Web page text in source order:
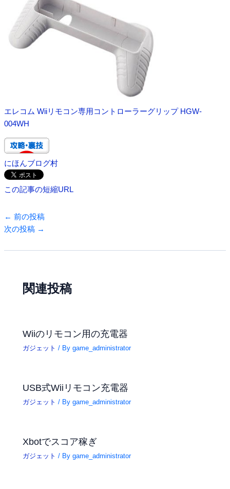
エレコム Wiiリモコン専用コントローラーグリップ HGW-
004WH
にほんブログ村
この記事の短縮URL
← 前の投稿
次の投稿 →
関連投稿
Wiiのリモコン用の充電器
ガジェット / Bygame_administrator
USB式Wiiリモコン充電器
ガジェット / Bygame_administrator
Xbotでスコア稼ぎ
ガジェット / Bygame_administrator